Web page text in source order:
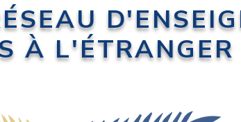
À L'ÉTRANGER